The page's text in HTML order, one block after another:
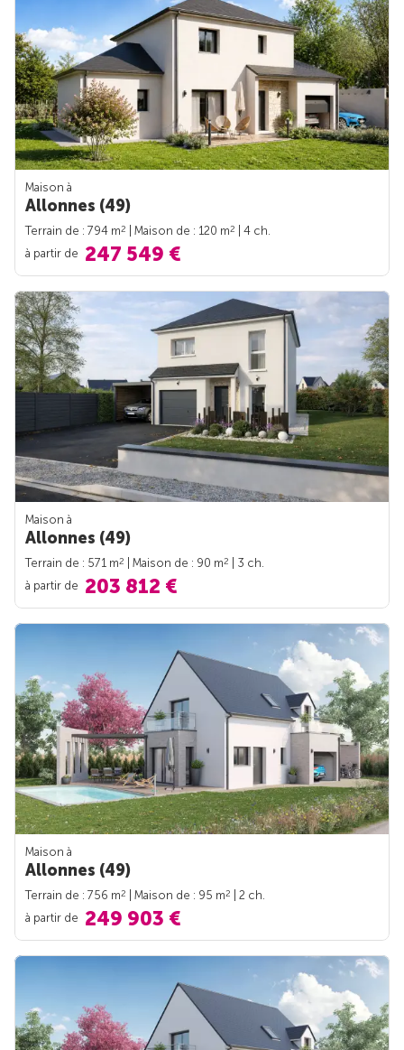
Maison à
Allonnes (49)
Terrain de : 794 m2 | Maison de : 120 m2
| 4 ch.
à partir de 247 549 €
Maison à
Allonnes (49)
Terrain de : 571 m2 | Maison de : 90 m2
| 3 ch.
à partir de 203 812 €
Maison à
Allonnes (49)
Terrain de : 756 m2 | Maison de : 95 m2
| 2 ch.
à partir de 249 903 €